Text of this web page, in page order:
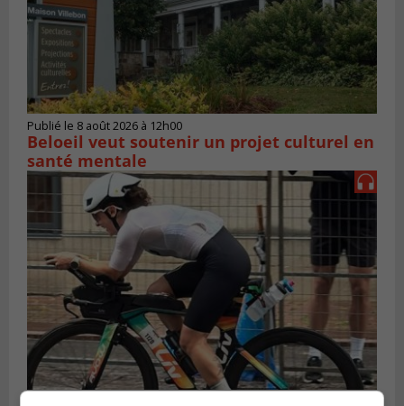
Publié le 8 août 2026 à 12h00
Beloeil veut soutenir un projet culturel en
santé mentale